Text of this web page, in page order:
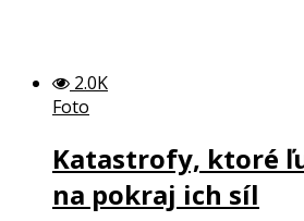
2.0K
Foto
Katastrofy, ktoré
na pokraj ich síl